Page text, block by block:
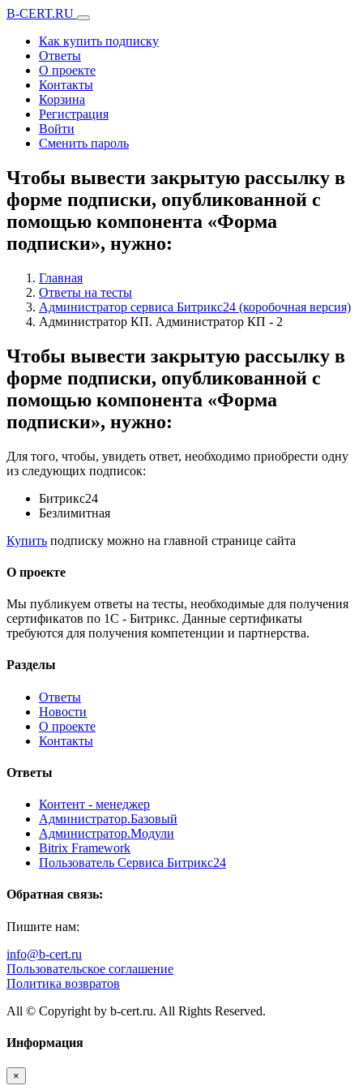
B-CERT.RU
Как купить подписку
Ответы
О проекте
Контакты
Корзина
Регистрация
Войти
Сменить пароль
Чтобы вывести закрытую рассылку в
форме подписки, опубликованной с
помощью компонента «Форма
подписки», нужно:
Главная
Ответы на тесты
Администратор сервиса Битрикс24 (коробочная версия)
Администратор КП. Администратор КП - 2
Чтобы вывести закрытую рассылку в
форме подписки, опубликованной с
помощью компонента «Форма
подписки», нужно:
Для того, чтобы, увидеть ответ, необходимо приобрести одну
из следующих подписок:
Битрикс24
Безлимитная
Купить подписку можно на главной странице сайта
О проекте
Мы публикуем ответы на тесты, необходимые для получения
сертификатов по 1С - Битрикс. Данные сертификаты
требуются для получения компетенции и партнерства.
Разделы
Ответы
Новости
О проекте
Контакты
Ответы
Контент - менеджер
Администратор.Базовый
Администратор.Модули
Bitrix Framework
Пользователь Сервиса Битрикс24
Обратная связь:
Пишите нам:
info@b-cert.ru
Пользовательское соглашение
Политика возвратов
All © Copyright by b-cert.ru. All Rights Reserved.
Информация
×